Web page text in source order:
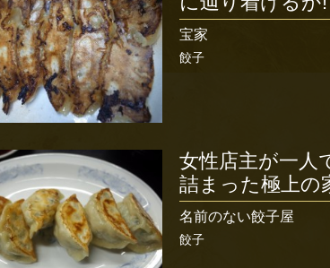
宝家
餃子
女性店主が一人
詰まった極上の
名前のない餃子屋
餃子